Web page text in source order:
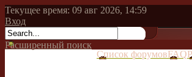
Текущее время: 09 авг 2026, 14:59
Вход
Расширенный поиск
Список форумовFAQ